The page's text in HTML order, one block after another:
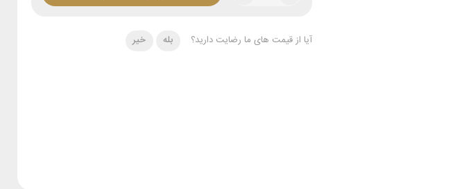
آیا از قیمت های ما رضایت دارید؟ بله خیر